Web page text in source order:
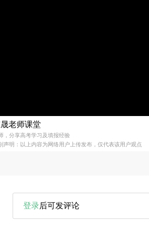
老师课堂
，分享高考学习及填报经验
声明：以上内容为网络用户上传发布，仅代表该用户观点
登录后可发评论